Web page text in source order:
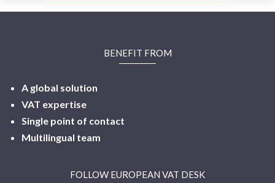
BENEFIT FROM
A global solution
VAT expertise
Single point of contact
Multilingual team
FOLLOW EUROPEAN VAT DESK